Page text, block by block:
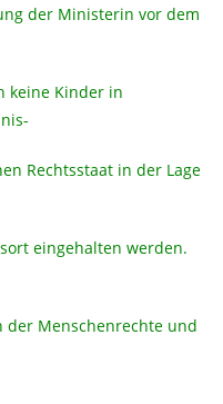
der Ministerin vor dem
keine Kinder in
Rechtsstaat in der Lage
eingehalten werden.
Menschenrechte und